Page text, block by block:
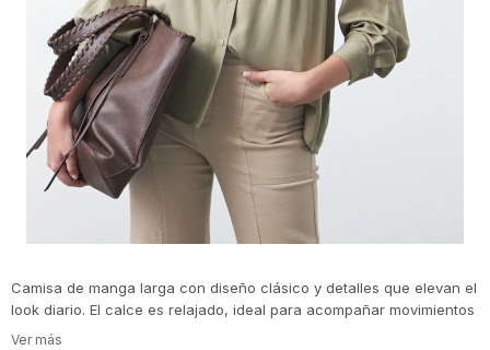
Camisa de manga larga con diseño clásico y detalles que elevan el
look diario. El calce es relajado, ideal para acompañar movimientos
naturales sin perder elegancia, mientras que las mangas largas